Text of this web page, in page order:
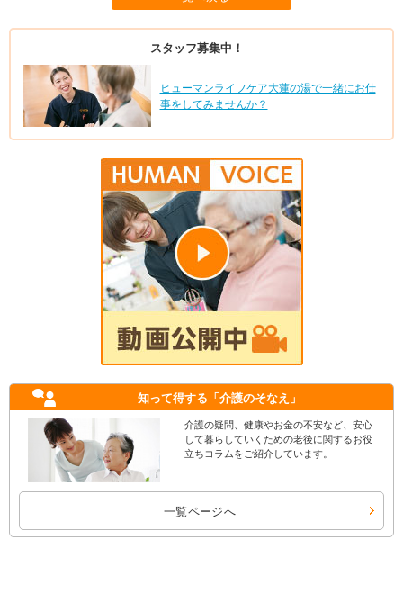
スタッフ募集中！
ヒューマンライフケア大蓮の湯で一緒にお仕
事をしてみませんか？
知って得する 「介護のそなえ」
介護の疑問、健康やお金の不安など、安心
して暮らしていくための老後に関するお役
立ちコラムをご紹介しています。
一覧ページへ